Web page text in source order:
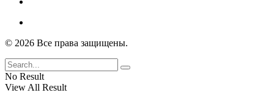
© 2026 Все права защищены.
No Result
View All Result